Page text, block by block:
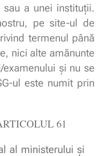
a unei instituții.
pe site-ul de
termenul până
nici alte amănunte
și nu se
ul este numit prin
61
al ministerului și